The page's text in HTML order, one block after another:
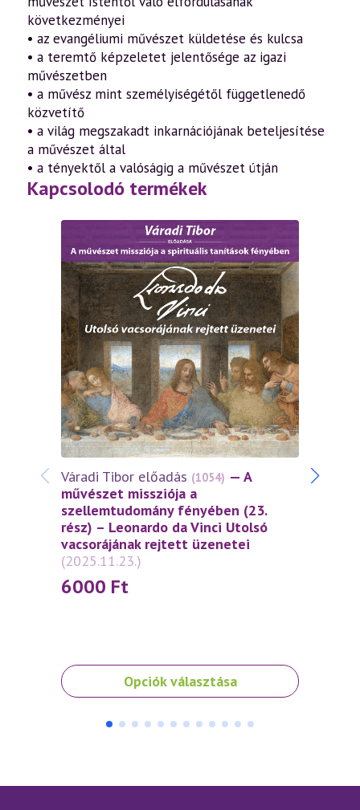
következményei
• az evangéliumi művészet küldetése és kulcsa
• a teremtő képzeletet jelentősége az igazi
művészetben
• a művész mint személyiségétől függetlenedő
közvetítő
• a világ megszakadt inkarnációjának beteljesítése
a művészet által
• a tényektől a valóságig a művészet útján
Kapcsolodó termékek
Váradi Tibor előadás (1054) — A
művészet missziója a
szellemtudomány fényében (23.
rész) – Leonardo da Vinci Utolsó
vacsorájának rejtett üzenetei
(2025.11.23.)
6000 Ft
Opciók választása
Ennek
a
A
A